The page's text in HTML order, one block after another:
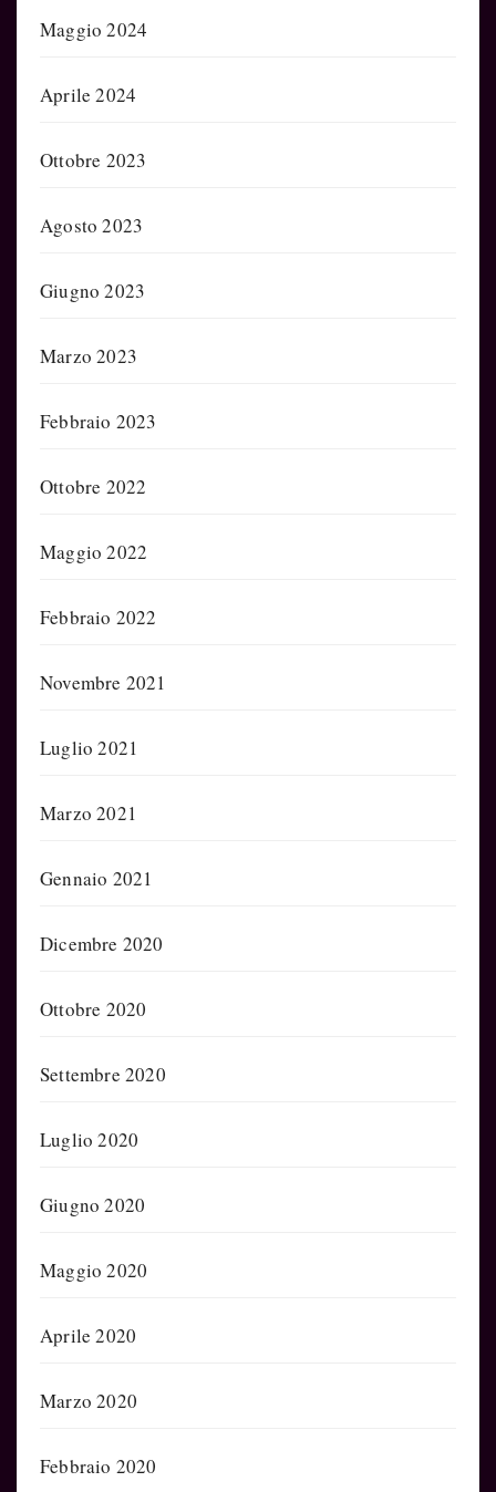
Maggio 2024
Aprile 2024
Ottobre 2023
Agosto 2023
Giugno 2023
Marzo 2023
Febbraio 2023
Ottobre 2022
Maggio 2022
Febbraio 2022
Novembre 2021
Luglio 2021
Marzo 2021
Gennaio 2021
Dicembre 2020
Ottobre 2020
Settembre 2020
Luglio 2020
Giugno 2020
Maggio 2020
Aprile 2020
Marzo 2020
Febbraio 2020